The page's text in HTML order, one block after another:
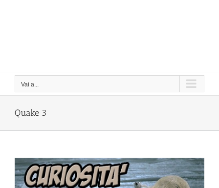
Vai a...
Quake 3